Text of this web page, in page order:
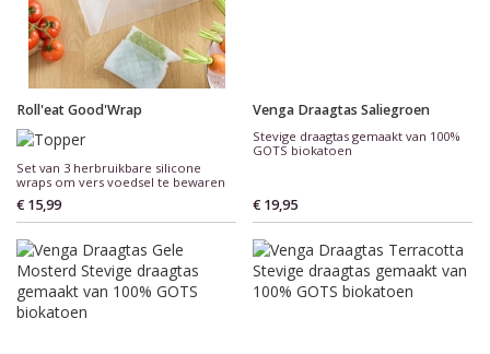
Roll'eat Good'Wrap
Set van 3 herbruikbare silicone
wraps om vers voedsel te bewaren
€ 15,99
Venga Draagtas Saliegroen
Stevige draagtas gemaakt van 100%
GOTS biokatoen
€ 19,95